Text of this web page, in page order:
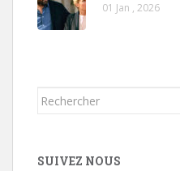
01 Jan , 2026
Rechercher...
SUIVEZ NOUS